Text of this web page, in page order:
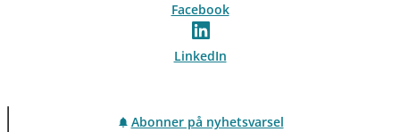
Facebook
LinkedIn
Abonner på nyhetsvarsel